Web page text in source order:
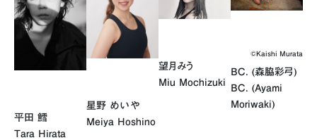
平田 鱈
Tara Hirata
星野 めいや
Meiya Hoshino
望月みう
Miu Mochizuki
©Kaishi Murata
BC. (森脇彩弓)
BC. (Ayami
Moriwaki)